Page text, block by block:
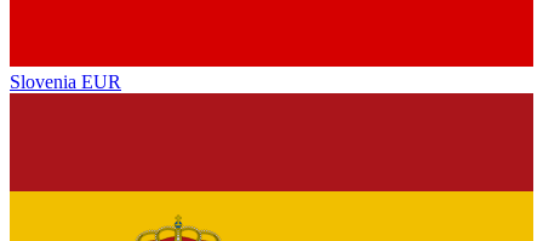
Slovenia EUR